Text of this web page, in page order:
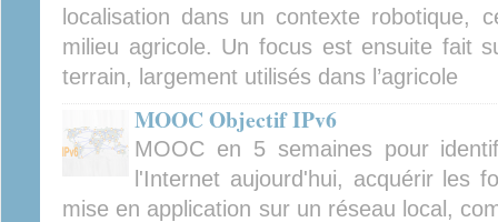
localisation dans un contexte robotique,
milieu agricole. Un focus est ensuite fait
terrain, largement utilisés dans l’agricole
MOOC Objectif IPv6
MOOC en 5 semaines pour
l'Internet aujourd'hui, acquérir les
mise en application sur un réseau local,